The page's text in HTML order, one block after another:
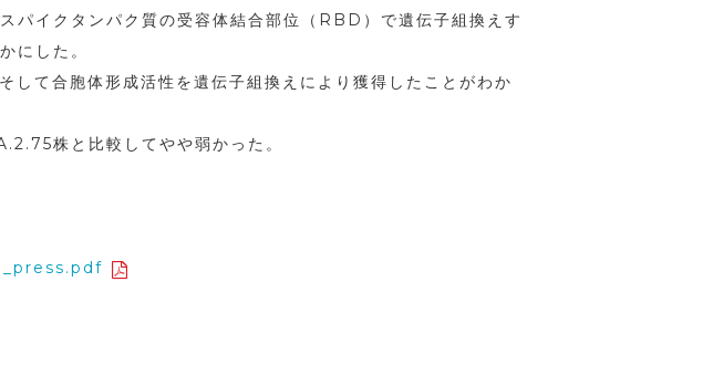
イクタンパク質の受容体結合部位（RBD）で遺伝子組換えす
にした。
て合胞体形成活性を遺伝子組換えにより獲得したことがわか
株と比較してやや弱かった。